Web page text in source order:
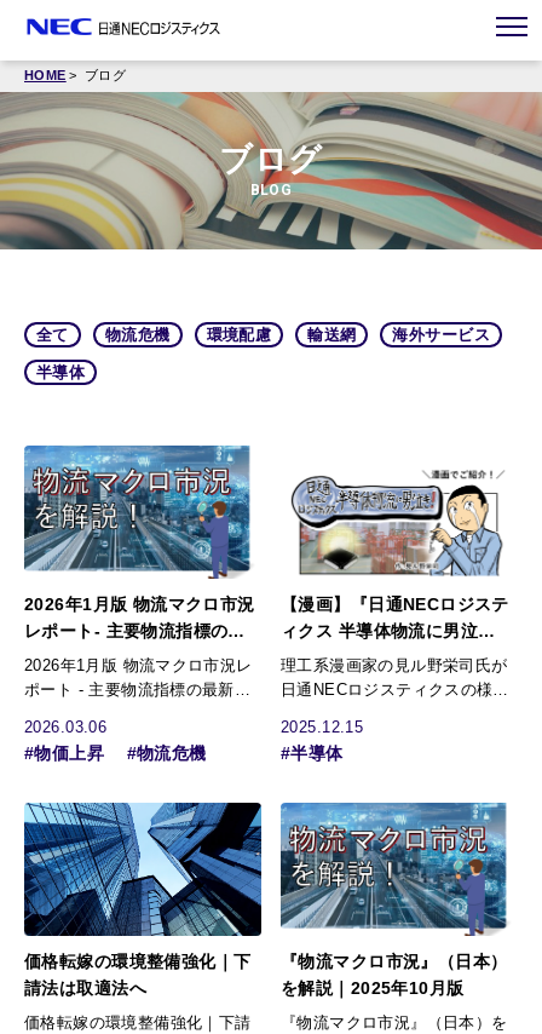
HOME ブログ
ブログ
BLOG
全て 物流危機 環境配慮 輸送網 海外サービス
半導体
2026年1月版 物流マクロ市況
レポート- 主要物流指標の最
新分析 -
2026年1月版 物流マクロ市況レ
ポート - 主要物流指標の最新分
2026.03.06
#物価上昇 #物流危機
【漫画】『日通NECロジステ
ィクス 半導体物流に男泣
き！』見ル野栄司氏
理工系漫画家の見ル野栄司氏が
日通NECロジスティクスの様々
回は「半導体…
2025.12.15
#半導体
価格転嫁の環境整備強化｜下
請法は取適法へ
価格転嫁の環境整備強化｜下請
『物流マクロ市況』（日本）
を解説｜2025年10月版
『物流マクロ市況』（日本）を